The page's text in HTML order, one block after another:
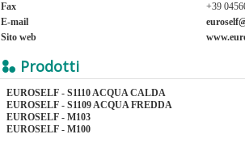
Fax
+39
E-mail
Sito web
Prodotti
EUROSELF - S1110 ACQUA CALDA
EUROSELF - S1109 ACQUA FREDDA
EUROSELF - M103
EUROSELF - M100